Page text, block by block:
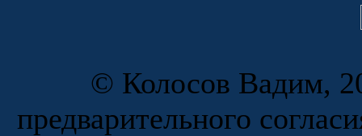
© Колосов Вадим,
предварительного